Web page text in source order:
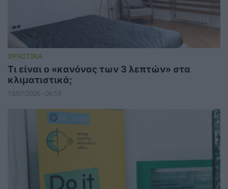
ΧΡΗΣΤΙΚΑ
Τι είναι ο «κανόνας των 3 λεπτών» στα
κλιματιστικά;
13/07/2026 - 06:59